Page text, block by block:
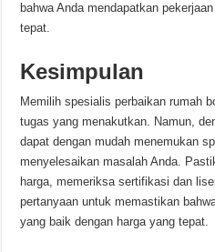
bahwa Anda mendapatkan
tepat.
Kesimpulan
Memilih spesialis perbaikan rumah
tugas yang menakutkan. Namun,
dapat dengan mudah menemukan
menyelesaikan masalah Anda.
harga, memeriksa sertifikasi dan
pertanyaan untuk memastikan
yang baik dengan harga yang tepat.